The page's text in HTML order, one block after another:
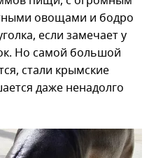
овощами и бодро
если замечает у
Но самой большой
стали крымские
даже ненадолго